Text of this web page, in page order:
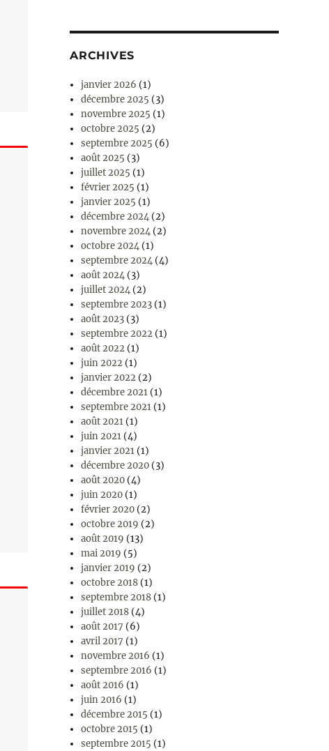
ARCHIVES
janvier 2026 (1)
décembre 2025 (3)
novembre 2025 (1)
octobre 2025 (2)
septembre 2025 (6)
août 2025 (3)
juillet 2025 (1)
février 2025 (1)
janvier 2025 (1)
décembre 2024 (2)
novembre 2024 (2)
octobre 2024 (1)
septembre 2024 (4)
août 2024 (3)
juillet 2024 (2)
septembre 2023 (1)
août 2023 (3)
septembre 2022 (1)
août 2022 (1)
juin 2022 (1)
janvier 2022 (2)
décembre 2021 (1)
septembre 2021 (1)
août 2021 (1)
juin 2021 (4)
janvier 2021 (1)
décembre 2020 (3)
août 2020 (4)
juin 2020 (1)
février 2020 (2)
octobre 2019 (2)
août 2019 (13)
mai 2019 (5)
janvier 2019 (2)
octobre 2018 (1)
septembre 2018 (1)
juillet 2018 (4)
août 2017 (6)
avril 2017 (1)
novembre 2016 (1)
septembre 2016 (1)
août 2016 (1)
juin 2016 (1)
décembre 2015 (1)
octobre 2015 (1)
septembre 2015 (1)